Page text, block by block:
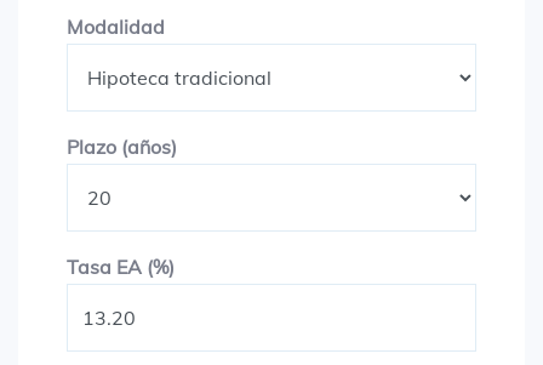
Modalidad
Plazo (años)
Tasa EA (%)